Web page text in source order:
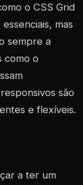
o CSS Grid
mas
sempre a
como o
são
e flexíveis.
a ter um